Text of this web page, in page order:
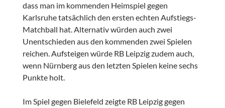
dass man im kommenden Heimspiel gegen
Karlsruhe tatsächlich den ersten echten Aufstiegs-
Matchball hat. Alternativ würden auch zwei
Unentschieden aus den kommenden zwei Spielen
reichen. Aufsteigen würde RB Leipzig zudem auch,
wenn Nürnberg aus den letzten Spielen keine sechs
Punkte holt.
Im Spiel gegen Bielefeld zeigte RB Leipzig gegen